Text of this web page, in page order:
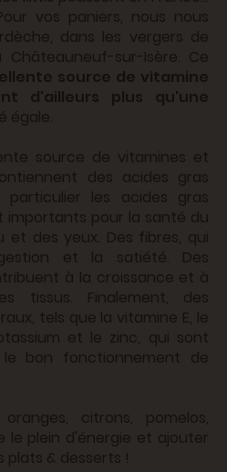
vos paniers, nous nous
dans les vergers de
sur-Isère. Ce
source de vitamine
d'ailleurs plus qu'une
égale.
source de vitamines et
des acides gras
particulier les acides gras
importants pour la santé du
des yeux. Des fibres, qui
et la satiété. Des
à la croissance et à
tissus. Finalement, des
tels que la vitamine E, le
et le zinc, qui sont
bon fonctionnement de
oranges, citrons, pomelos,
le plein d'énergie et ajouter
plats & desserts !